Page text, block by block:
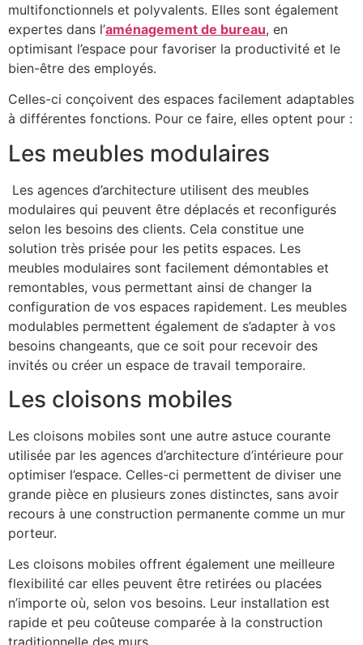
multifonctionnels et polyvalents. Elles sont également
expertes dans l’aménagement de bureau, en
optimisant l’espace pour favoriser la productivité et le
bien-être des employés.
Celles-ci conçoivent des espaces facilement adaptables
à différentes fonctions. Pour ce faire, elles optent pour :
Les meubles modulaires
Les agences d’architecture utilisent des meubles
modulaires qui peuvent être déplacés et reconfigurés
selon les besoins des clients. Cela constitue une
solution très prisée pour les petits espaces. Les
meubles modulaires sont facilement démontables et
remontables, vous permettant ainsi de changer la
configuration de vos espaces rapidement. Les meubles
modulables permettent également de s’adapter à vos
besoins changeants, que ce soit pour recevoir des
invités ou créer un espace de travail temporaire.
Les cloisons mobiles
Les cloisons mobiles sont une autre astuce courante
utilisée par les agences d’architecture d’intérieure pour
optimiser l’espace. Celles-ci permettent de diviser une
grande pièce en plusieurs zones distinctes, sans avoir
recours à une construction permanente comme un mur
porteur.
Les cloisons mobiles offrent également une meilleure
flexibilité car elles peuvent être retirées ou placées
n’importe où, selon vos besoins. Leur installation est
rapide et peu coûteuse comparée à la construction